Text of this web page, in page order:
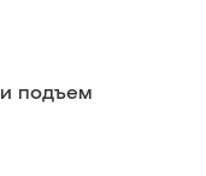
подъем